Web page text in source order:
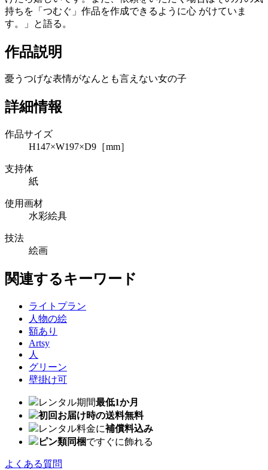
持ちを「つむぐ」作品を作成できるように心 がけていま
す。」と語る。
作品説明
憂うつげな表情がなんとも言えない女の子
詳細情報
作品サイズ
H147×W197×D9［mm］
支持体
紙
使用画材
水彩絵具
技法
絵画
関連するキーワード
ライトプラン
人物の絵
額あり
Artsy
人
グリーン
壁掛け可
レンタル期間最低1か月
初回お届け時の送料無料
レンタル料金に補償料込み
ピン類同梱ですぐに飾れる
よくある質問